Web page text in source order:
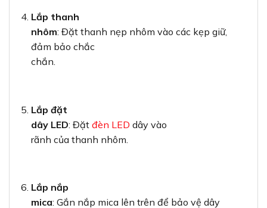
Lắp thanh
nhôm: Đặt thanh nẹp nhôm vào các kẹp giữ,
đảm bảo chắc
chắn.
Lắp đặt
dây LED: Đặt đèn LED dây vào
rãnh của thanh nhôm.
Lắp nắp
mica: Gắn nắp mica lên trên để bảo vệ dây